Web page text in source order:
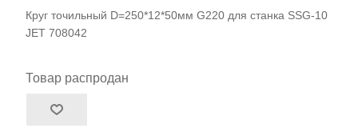
Круг точильный D=250*12*50мм G220 для станка SSG-10
JET 708042
Товар распродан